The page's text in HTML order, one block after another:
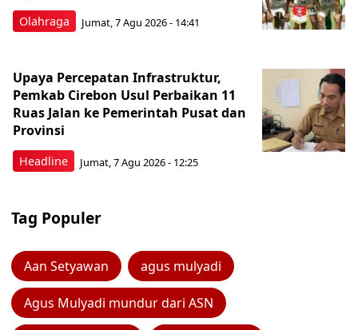
Olahraga Jumat, 7 Agu 2026 - 14:41
Headline
Upaya Percepatan Infrastruktur,
Pemkab Cirebon Usul Perbaikan 11
Ruas Jalan ke Pemerintah Pusat dan
Provinsi
Jumat, 7 Agu 2026 - 12:25
Tag Populer
Aan Setyawan agus mulyadi
Agus Mulyadi mundur dari ASN